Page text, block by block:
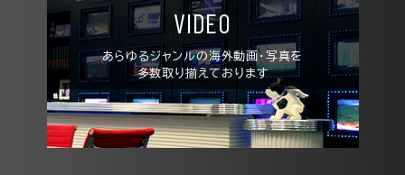
VIDEO
あらゆるジャンルの海外動画・写真を
多数取り揃えております